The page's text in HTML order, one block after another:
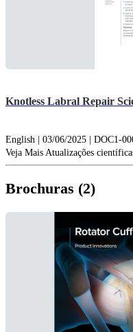
Knotless Labral Repair
English | 03/06/2025 | DOC1-
Veja Mais Atualizações
Brochuras (2)